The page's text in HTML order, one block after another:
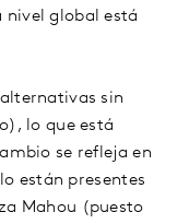
global está
sin
lo que está
se refleja en
están presentes
Mahou (puesto